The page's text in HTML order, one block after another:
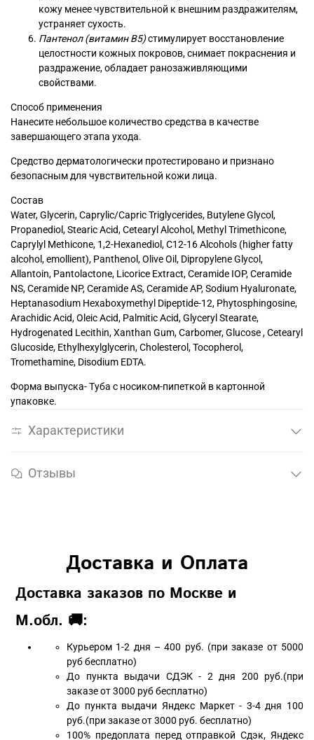
кожу менее чувствительной к внешним раздражителям,
устраняет сухость.
Пантенол (витамин В5)стимулирует восстановление
целостности кожных покровов, снимает покраснения и
раздражение, обладает ранозаживляющими
свойствами.
Способ применения
Нанесите небольшое количество средства в качестве
завершающего этапа ухода.
Средство дерматологически протестировано и признано
безопасным для чувствительной кожи лица.
Состав
Water, Glycerin, Caprylic/Capric Triglycerides, Butylene Glycol,
Propanediol, Stearic Acid, Cetearyl Alcohol, Methyl Trimethicone,
Caprylyl Methicone, 1,2-Hexanediol, C12-16 Alcohols (higher fatty
alcohol, emollient), Panthenol, Olive Oil, Dipropylene Glycol,
Allantoin, Pantolactone, Licorice Extract, Ceramide IOP, Ceramide
NS, Ceramide NP, Ceramide AS, Ceramide AP, Sodium Hyaluronate,
Heptanasodium Hexaboxymethyl Dipeptide-12, Phytosphingosine,
Arachidic Acid, Oleic Acid, Palmitic Acid, Glyceryl Stearate,
Hydrogenated Lecithin, Xanthan Gum, Carbomer, Glucose , Cetearyl
Glucoside, Ethylhexylglycerin, Cholesterol, Tocopherol,
Tromethamine, Disodium EDTA.
Форма выпуска- Туба с носиком-пипеткой в картонной
упаковке.
Характеристики
Отзывы
Доставка и Оплата
Доставка заказов по Москве и
М.обл. 🚚:
Курьером 1-2 дня – 400 руб. (при заказе от 5000
руб бесплатно)
До пункта выдачи СДЭК - 2 дня 200 руб.(при
заказе от 3000 руб бесплатно)
До пункта выдачи Яндекс Маркет - 3-4 дня 100
руб.(при заказе от 3000 руб. бесплатно)
100% предоплата перед отправкой Сдэк, Яндекс